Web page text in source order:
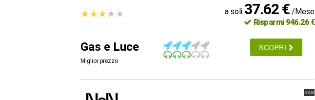
★★★★★
★★★★★ a soli 37.62 € /Mese
Risparmi 946.26 €
Gas e Luce
Miglior prezzo
SCOPRI
GAS